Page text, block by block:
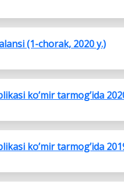
(1-chorak, 2020 y.)
ko’mir tarmog’ida
ko’mir tarmog’ida